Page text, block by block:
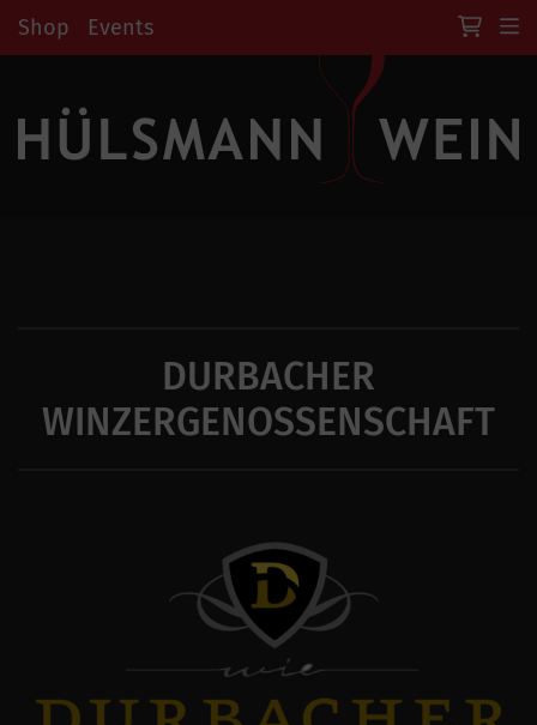
Shop Events
DURBACHER
WINZERGENOSSENSCHAFT